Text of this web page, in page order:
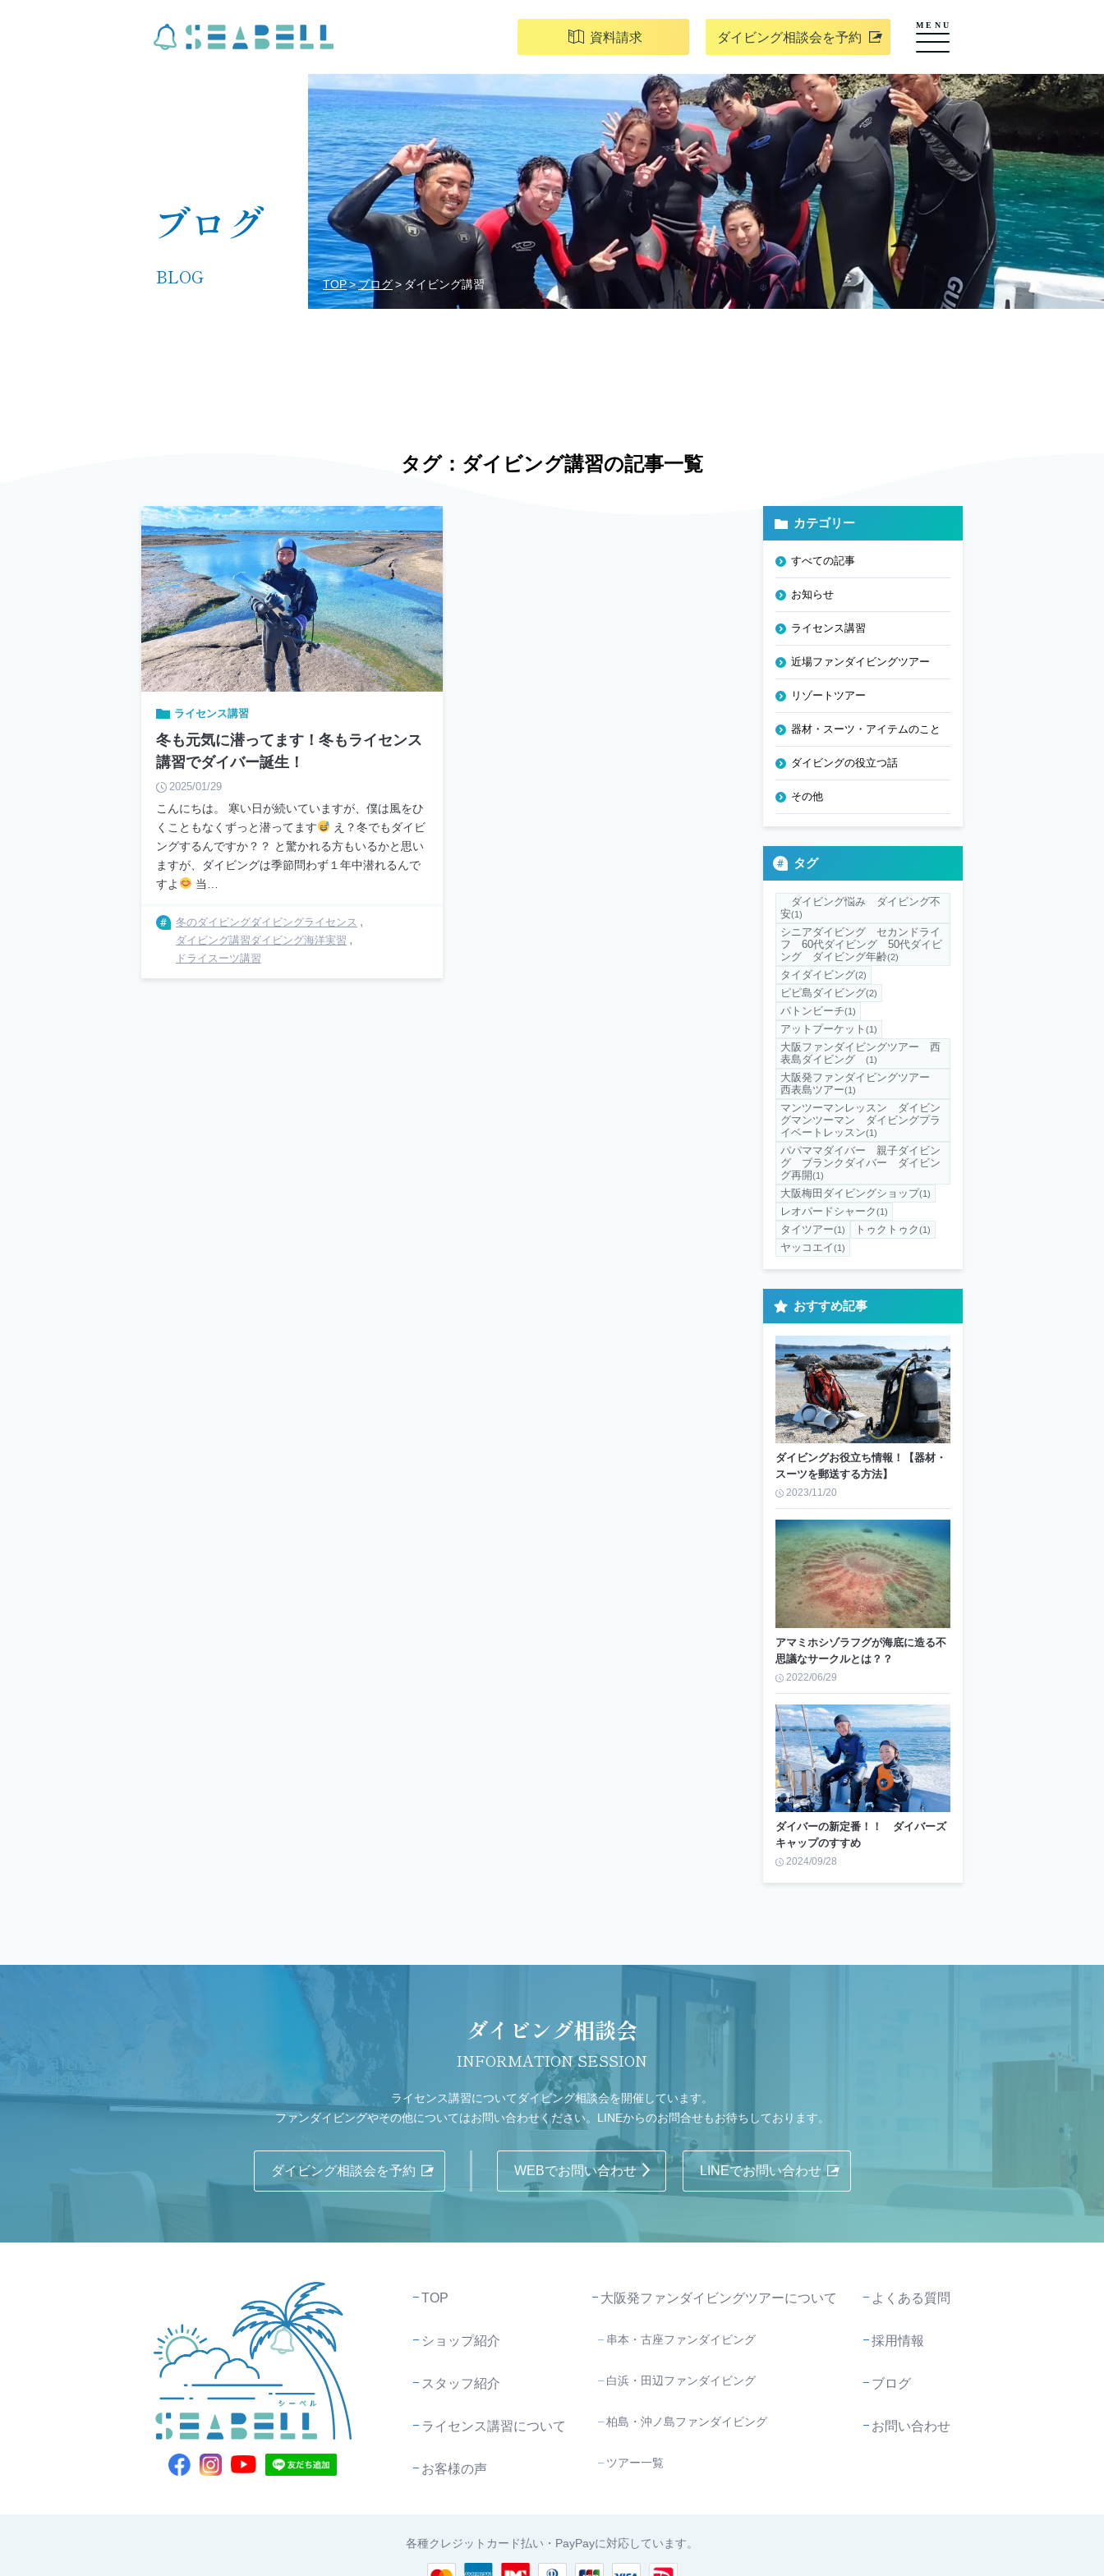
資料請求 ダイビング相談会を予約
MENU
ブログ
BLOG TOP ブログ ダイビング講習
タグ：ダイビング講習の記事一覧
ライセンス講習
冬も元気に潜ってます！冬もライセンス
講習でダイバー誕生！
2025/01/29
こんにちは。 寒い日が続いていますが、僕は風をひ
くこともなくずっと潜ってます
え？冬でもダイビ
ングするんですか？？ と驚かれる方もいるかと思い
ますが、ダイビングは季節問わず１年中潜れるんで
すよ
当…
冬のダイビングダイビングライセンス
ダイビング講習 ダイビング海洋実習
ドライスーツ講習
カテゴリー
すべての記事
お知らせ
ライセンス講習
近場ファンダイビングツアー
リゾートツアー
器材・スーツ・アイテムのこと
ダイビングの役立つ話
その他
タグ
ダイビング悩み ダイビング不
安(1)
シニアダイビング セカンドライ
フ 60代ダイビング 50代ダイビ
ング ダイビング年齢(2)
タイダイビング(2)
ピピ島ダイビング(2)
パトンビーチ(1)
アットプーケット (1)
大阪ファンダイビングツアー 西
表島ダイビング
(1)
大阪発ファンダイビングツアー
西表島ツアー(1)
マンツーマンレッスン ダイビン
グマンツーマン ダイビングプラ
イベートレッスン(1)
パパママダイバー 親子ダイビン
グ ブランクダイバー ダイビン
グ再開(1)
大阪梅田ダイビングショップ(1)
レオパードシャーク(1)
タイツアー(1) トゥクトゥク(1)
ヤッコエイ(1)
おすすめ記事
ダイビングお役立ち情報！【器材・
スーツを郵送する方法】
2023/11/20
アマミホシゾラフグが海底に造る不
思議なサークルとは？？
2022/06/29
ダイバーの新定番！！ ダイバーズ
キャップのすすめ
2024/09/28
ダイビング相談会
INFORMATION SESSION
ライセンス講習についてダイビング相談会を開催しています。
ファンダイビングやその他についてはお問い合わせください。LINEからのお問合せもお待ちしております。
ダイビング相談会を予約 WEBでお問い合わせ LINEでお問い合わせ
TOP
ショップ紹介
スタッフ紹介
ライセンス講習について
お客様の声
大阪発ファンダイビングツアーについて
串本・古座ファンダイビング
白浜・田辺ファンダイビング
柏島・沖ノ島ファンダイビング
ツアー一覧
よくある質問
採用情報
ブログ
お問い合わせ
各種クレジットカード払い・PayPayに対応しています。